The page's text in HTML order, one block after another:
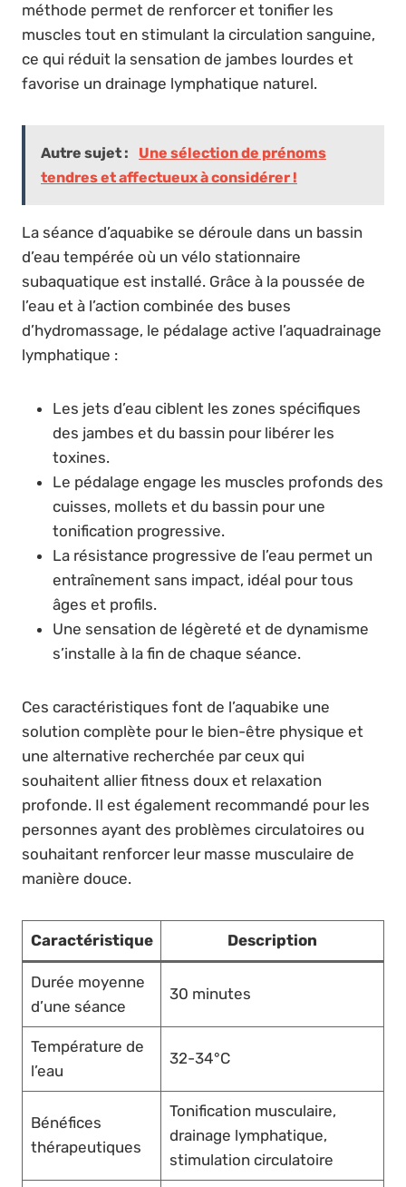
méthode permet de renforcer et tonifier les
muscles tout en stimulant la circulation sanguine,
ce qui réduit la sensation de jambes lourdes et
favorise un drainage lymphatique naturel.
Autre sujet :
Une sélection de prénoms
tendres et affectueux à considérer !
La séance d’aquabike se déroule dans un bassin
d’eau tempérée où un vélo stationnaire
subaquatique est installé. Grâce à la poussée de
l’eau et à l’action combinée des buses
d’hydromassage, le pédalage active l’aquadrainage
lymphatique :
Les jets d’eau ciblent les zones spécifiques
des jambes et du bassin pour libérer les
toxines.
Le pédalage engage les muscles profonds des
cuisses, mollets et du bassin pour une
tonification progressive.
La résistance progressive de l’eau permet un
entraînement sans impact, idéal pour tous
âges et profils.
Une sensation de légèreté et de dynamisme
s’installe à la fin de chaque séance.
Ces caractéristiques font de l’aquabike une
solution complète pour le bien-être physique et
une alternative recherchée par ceux qui
souhaitent allier fitness doux et relaxation
profonde. Il est également recommandé pour les
personnes ayant des problèmes circulatoires ou
souhaitant renforcer leur masse musculaire de
manière douce.
Caractéristique Description
Durée moyenne
d’une séance
30 minutes
Température de
l’eau
32-34°C
Bénéfices
thérapeutiques
Tonification musculaire,
drainage lymphatique,
stimulation circulatoire